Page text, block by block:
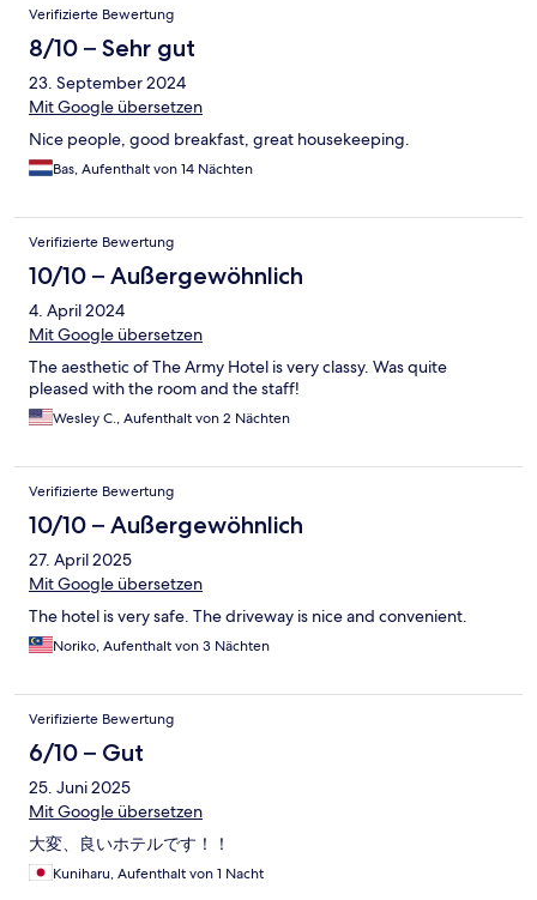
Verifizierte Bewertung
8/10 – Sehr gut
23. September 2024
Mit Google übersetzen
Nice people, good breakfast, great housekeeping.
Bas, Aufenthalt von 14 Nächten
Verifizierte Bewertung
10/10 – Außergewöhnlich
4. April 2024
Mit Google übersetzen
The aesthetic of The Army Hotel is very classy. Was quite
pleased with the room and the staff!
Wesley C., Aufenthalt von 2 Nächten
Verifizierte Bewertung
10/10 – Außergewöhnlich
27. April 2025
Mit Google übersetzen
The hotel is very safe. The driveway is nice and convenient.
Noriko, Aufenthalt von 3 Nächten
Verifizierte Bewertung
6/10 – Gut
25. Juni 2025
Mit Google übersetzen
大変、良いホテルです！！
Kuniharu, Aufenthalt von 1 Nacht